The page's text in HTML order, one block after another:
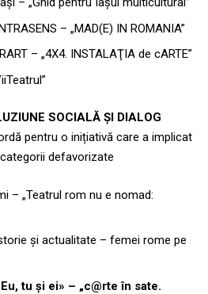
– „MAD(E) IN ROMANIA”
– „4X4. INSTALAŢIA de cARTE”
SOCIALĂ ȘI DIALOG
pentru o inițiativă care a implicat
defavorizate
– „Teatrul rom nu e nomad:
și actualitate – femei rome pe
tu și ei» – „c@rte în sate.